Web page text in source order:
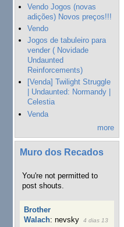
Vendo Jogos (novas
adições) Novos preços!!!
Vendo
Jogos de tabuleiro para
vender ( Novidade
Undaunted
Reinforcements)
[Venda] Twilight Struggle
| Undaunted: Normandy |
Celestia
Venda
more
Muro dos Recados
You're not permitted to
post shouts.
Brother
Walach:nevsky
4 dias 13